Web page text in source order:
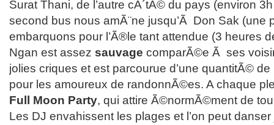
Surat Thani, de l’autre cÃ´tÃ© du pays (environ
second bus nous amÃ¨ne jusqu’Ã Don Sak (une
embarquons pour l’Ã®le tant attendue (3 heures
Ngan est assez sauvage comparÃ©e Ã ses
jolies criques et est parcourue d’une quantitÃ©
pour les amoureux de randonnÃ©es. A chaque
Full Moon Party, qui attire Ã©normÃ©ment de
Les DJ envahissent les plages et l’on peut danser